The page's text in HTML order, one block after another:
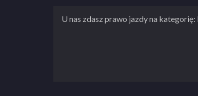
U nas zdasz prawo jazdy na kategorię:
Kursy prawa jazdy odbywają się w